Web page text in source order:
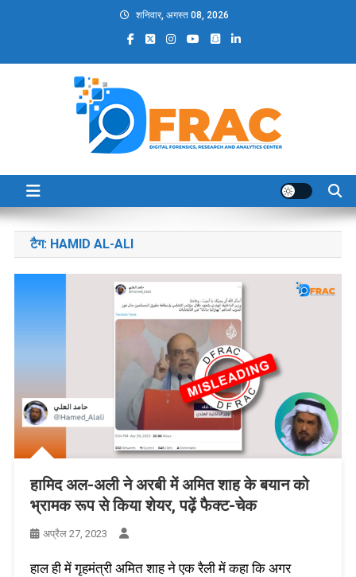
शनिवार, अगस्त 08, 2026
DFRAC_ORG
टैग: HAMID AL-ALI
हामिद अल-अली ने अरबी में अमित शाह के बयान को
भ्रामक रूप से किया शेयर, पढ़ें फैक्ट-चेक
अप्रैल 27, 2023
हाल ही में गृहमंत्री अमित शाह ने एक रैली में कहा कि अगर